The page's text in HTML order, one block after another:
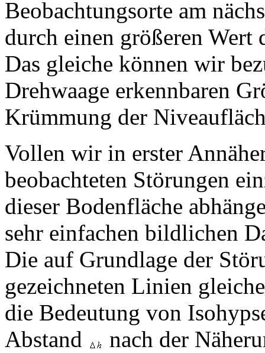
Beobachtungsorte am
durch einen größeren Wert
Das gleiche können wir
Drehwaage erkennbaren
Krümmung der
Vollen wir in erster
beobachteten Störungen
dieser Bodenfläche
sehr einfachen bildlichen
Die auf Grundlage der
gezeichneten Linien
die Bedeutung von
Abstand
nach der